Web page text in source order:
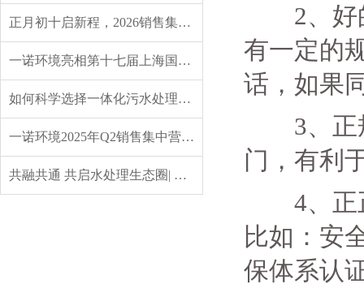
正月初十启新程，2026销售集中营燃情开营，聚力攻坚创佳绩！
一诺环境亮相第十七届上海国际水展，创新水科技引领绿色未来
如何科学选择一体化污水处理设备？实用指南来了
一诺环境2025年Q2销售集中营：赋能成长，共启新程
共融共通 共启水处理生态圈| 英诺格林成立20周年供应商大会定义水处理未来式
2、好的
有一定的
话，如果
3、正规
门，有利
4、正正
比如：安
保体系认